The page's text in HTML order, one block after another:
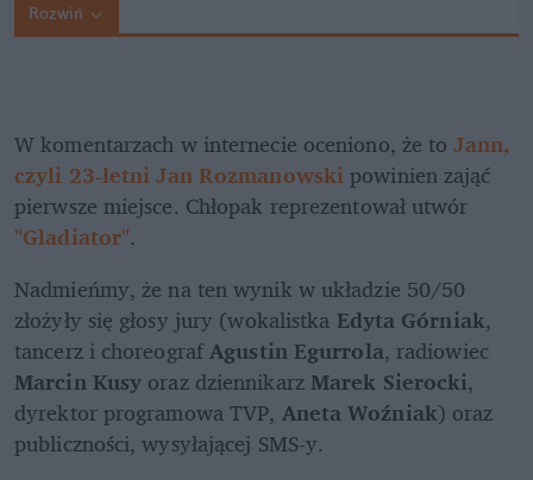
Rozwiń
W komentarzach w internecie oceniono, że to Jann,
czyli 23-letni Jan Rozmanowski powinien zająć
"Gladiator".
Nadmieńmy, że na ten wynik w układzie 50/50
złożyły się głosy jury (wokalistka Edyta Górniak,
tancerz i choreograf Agustin Egurrola
, radiowiec
Marcin Kusy oraz dziennikarz Marek Sierocki,
dyrektor programowa TVP, Aneta Woźniak) oraz
publiczności, wysyłającej SMS-y.